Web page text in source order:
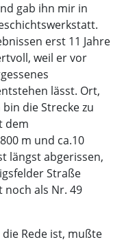
gab ihn mir in
erst 11 Jahre
weil er vor
lässt. Ort,
die Strecke zu
dem
m und ca.10
längst abgerissen,
Straße
noch als Nr. 49
Rede ist, mußte